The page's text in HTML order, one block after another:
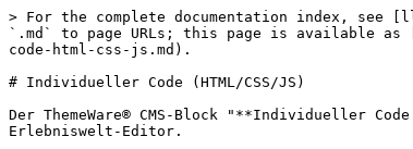
> For the complete documentation index, see
`.md` to page URLs; this page is available as
code-html-css-js.md).
# Individueller Code (HTML/CSS/JS)
Der ThemeWare® CMS-Block "**Individueller
Erlebniswelt-Editor.